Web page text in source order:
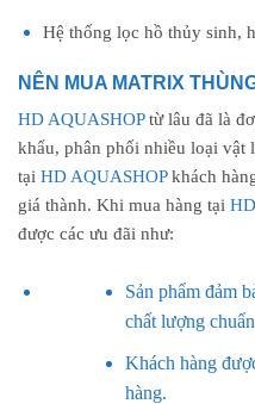
Hệ thống lọc hồ thủy sinh,
NÊN MUA MATRIX
HD AQUASHOPtừ lâu đã là
khẩu, phân phối nhiều loại vật
tại HD AQUASHOPkhách
giá thành. Khi mua hàng tại
được các ưu đãi như:
Sản phẩm đảm
chất lượng
Khách hàng
hàng.